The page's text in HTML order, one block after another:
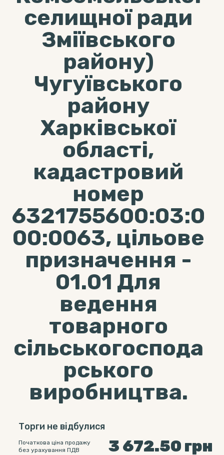
селищної ради
Зміївського
району)
Чугуївського
району
Харківської
області,
кадастровий
номер
6321755600:03:0
00:0063, цільове
призначення -
01.01 Для
ведення
товарного
сільськогоспода
рського
виробництва.
Торги не відбулися
Початкова ціна продажу
без урахування ПДВ
3 672.50 грн